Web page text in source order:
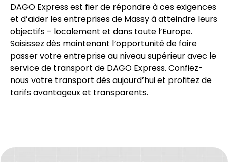
DAGO Express est fier de répondre à ces exigences
et d’aider les entreprises de Massy à atteindre leurs
objectifs – localement et dans toute l’Europe.
Saisissez dès maintenant l’opportunité de faire
passer votre entreprise au niveau supérieur avec le
service de transport de DAGO Express. Confiez-
nous votre transport dès aujourd’hui et profitez de
tarifs avantageux et transparents.